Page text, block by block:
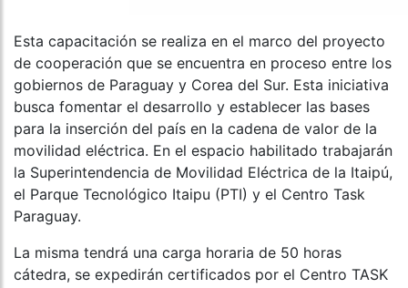
Esta capacitación se realiza en el marco del proyecto
de cooperación que se encuentra en proceso entre los
gobiernos de Paraguay y Corea del Sur. Esta iniciativa
busca fomentar el desarrollo y establecer las bases
para la inserción del país en la cadena de valor de la
movilidad eléctrica. En el espacio habilitado trabajarán
la Superintendencia de Movilidad Eléctrica de la Itaipú,
el Parque Tecnológico Itaipu (PTI) y el Centro Task
Paraguay.
La misma tendrá una carga horaria de 50 horas
cátedra, se expedirán certificados por el Centro TASK